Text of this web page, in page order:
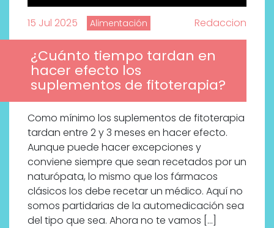
15 Jul 2025 Alimentación Redaccion
¿Cuánto tiempo tardan en
hacer efecto los
suplementos de fitoterapia?
Como mínimo los suplementos de fitoterapia
tardan entre 2 y 3 meses en hacer efecto.
Aunque puede hacer excepciones y
conviene siempre que sean recetados por un
naturópata, lo mismo que los fármacos
clásicos los debe recetar un médico. Aquí no
somos partidarias de la automedicación sea
del tipo que sea. Ahora no te vamos […]